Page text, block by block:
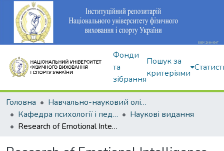
Фонди
та
зібрання
Пошук за
критеріями
Головна
Навчально-науковий олімпійський інститут
Кафедра психології і педагогіки
Наукові видання
Research of Emotional Intelligence as a Psychological Resource of an Athlete